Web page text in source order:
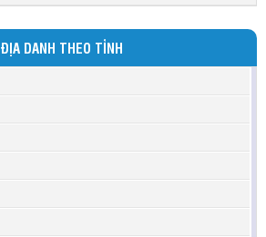
ĐỊA DANH THEO TỈNH